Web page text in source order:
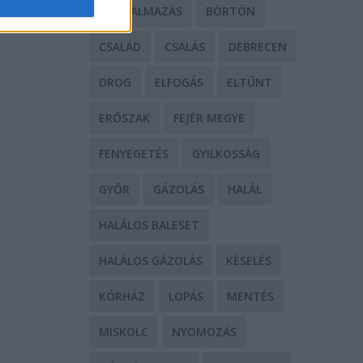
BÁNTALMAZÁS BÖRTÖN
CSALÁD CSALÁS DEBRECEN
DROG ELFOGÁS ELTŰNT
ERŐSZAK FEJÉR MEGYE
FENYEGETÉS GYILKOSSÁG
GYŐR GÁZOLÁS HALÁL
HALÁLOS BALESET
HALÁLOS GÁZOLÁS KÉSELÉS
KÓRHÁZ LOPÁS MENTÉS
MISKOLC NYOMOZÁS